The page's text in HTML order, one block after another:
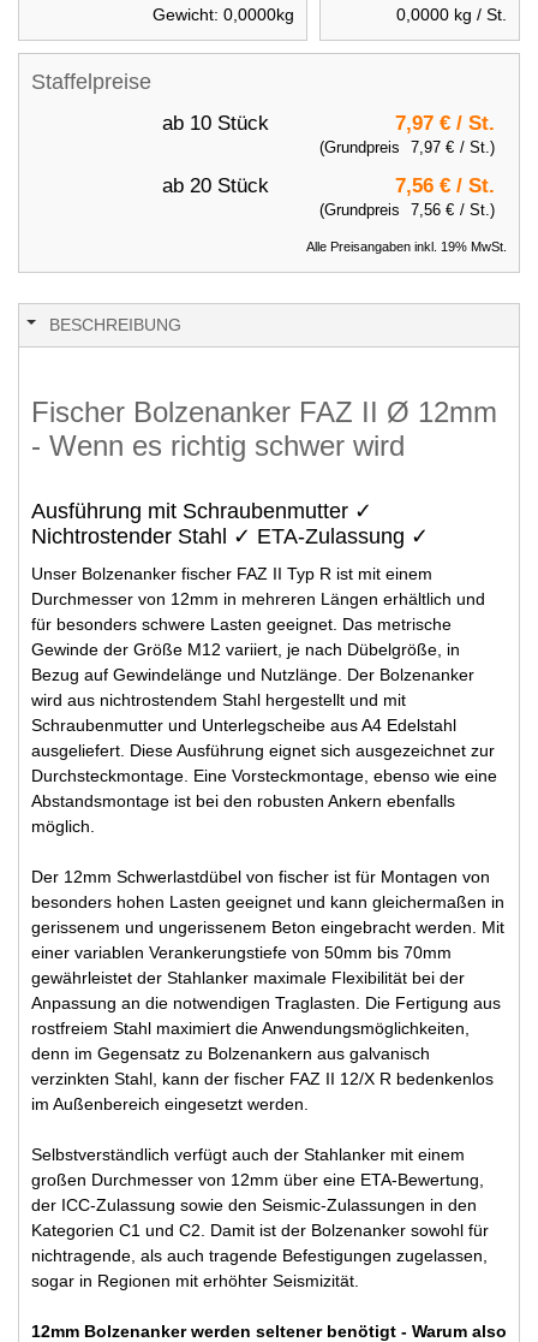
Staffelpreise
ab 10 Stück 7,97 € / St.
(Grundpreis 7,97 € / St.)
ab 20 Stück 7,56 € / St.
(Grundpreis 7,56 € / St.)
Alle Preisangaben inkl. 19% MwSt.
0,0000 kg / St.
Gewicht: 0,0000kg
BESCHREIBUNG
Fischer Bolzenanker FAZ II Ø 12mm
- Wenn es richtig schwer wird
Ausführung mit Schraubenmutter ✓
Nichtrostender Stahl ✓ ETA-Zulassung ✓
Unser Bolzenanker fischer FAZ II Typ R ist mit einem
Durchmesser von 12mm in mehreren Längen erhältlich und
für besonders schwere Lasten geeignet. Das metrische
Gewinde der Größe M12 variiert, je nach Dübelgröße, in
Bezug auf Gewindelänge und Nutzlänge. Der Bolzenanker
wird aus nichtrostendem Stahl hergestellt und mit
Schraubenmutter und Unterlegscheibe aus A4 Edelstahl
ausgeliefert. Diese Ausführung eignet sich ausgezeichnet zur
Durchsteckmontage. Eine Vorsteckmontage, ebenso wie eine
Abstandsmontage ist bei den robusten Ankern ebenfalls
möglich.
Der 12mm Schwerlastdübel von fischer ist für Montagen von
besonders hohen Lasten geeignet und kann gleichermaßen in
gerissenem und ungerissenem Beton eingebracht werden. Mit
einer variablen Verankerungstiefe von 50mm bis 70mm
gewährleistet der Stahlanker maximale Flexibilität bei der
Anpassung an die notwendigen Traglasten. Die Fertigung aus
rostfreiem Stahl maximiert die Anwendungsmöglichkeiten,
denn im Gegensatz zu Bolzenankern aus galvanisch
verzinkten Stahl, kann der fischer FAZ II 12/X R bedenkenlos
im Außenbereich eingesetzt werden.
Selbstverständlich verfügt auch der Stahlanker mit einem
großen Durchmesser von 12mm über eine ETA-Bewertung,
der ICC-Zulassung sowie den Seismic-Zulassungen in den
Kategorien C1 und C2. Damit ist der Bolzenanker sowohl für
nichtragende, als auch tragende Befestigungen zugelassen,
sogar in Regionen mit erhöhter Seismizität.
12mm Bolzenanker werden seltener benötigt - Warum also